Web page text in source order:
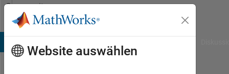
Weiter zum Inhalt
Community
Profile
Website auswählen